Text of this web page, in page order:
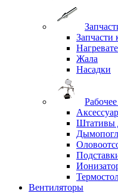
Запчасти
Жала
Насадки
Штативы
Вентиляторы